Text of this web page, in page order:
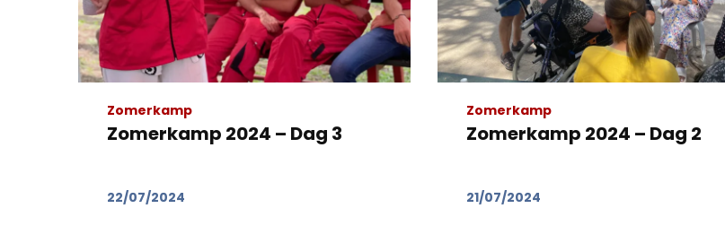
Zomerkamp
Zomerkamp 2024 – Dag 3
22/07/2024
Zomerkamp
Zomerkamp 2024 – Dag 2
21/07/2024